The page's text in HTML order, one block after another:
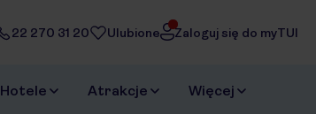
22 270 31 20 Ulubione Zaloguj się do myTUI
Hotele Atrakcje Więcej